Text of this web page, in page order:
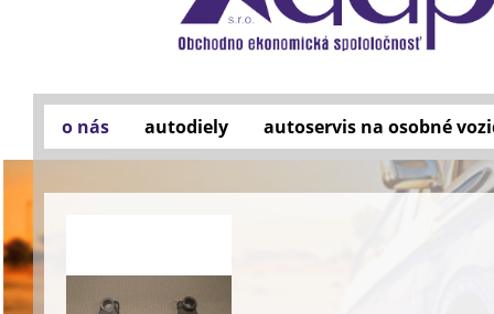
o nás autodiely autoservis na osobné